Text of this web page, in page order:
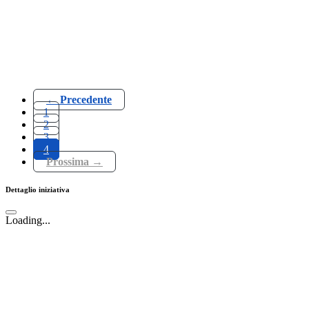
← Precedente
1
2
3
4
Prossima →
Dettaglio iniziativa
Loading...